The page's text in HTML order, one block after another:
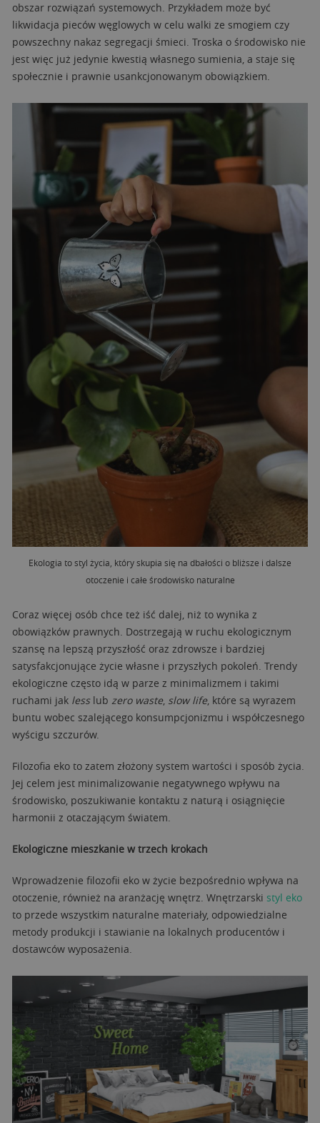
obszar rozwiązań systemowych. Przykładem może być
likwidacja pieców węglowych w celu walki ze smogiem czy
powszechny nakaz segregacji śmieci. Troska o środowisko nie
jest więc już jedynie kwestią własnego sumienia, a staje się
społecznie i prawnie usankcjonowanym obowiązkiem.
Ekologia to styl życia, który skupia się na dbałości o bliższe i dalsze
otoczenie i całe środowisko naturalne
Coraz więcej osób chce też iść dalej, niż to wynika z
obowiązków prawnych. Dostrzegają w ruchu ekologicznym
szansę na lepszą przyszłość oraz zdrowsze i bardziej
satysfakcjonujące życie własne i przyszłych pokoleń. Trendy
ekologiczne często idą w parze z minimalizmem i takimi
ruchami jak lesslub zero waste, slow life, które są wyrazem
buntu wobec szalejącego konsumpcjonizmu i współczesnego
wyścigu szczurów.
Filozofia eko to zatem złożony system wartości i sposób życia.
Jej celem jest minimalizowanie negatywnego wpływu na
środowisko, poszukiwanie kontaktu z naturą i osiągnięcie
harmonii z otaczającym światem.
Ekologiczne mieszkanie w trzech krokach
Wprowadzenie filozofii eko w życie bezpośrednio wpływa na
otoczenie, również na aranżację wnętrz. Wnętrzarski styl eko
to przede wszystkim naturalne materiały, odpowiedzialne
metody produkcji i stawianie na lokalnych producentów i
dostawców wyposażenia.